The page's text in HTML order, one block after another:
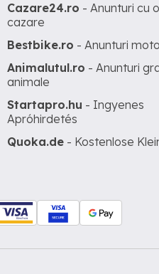
Cazare24.ro - Anunturi cu
cazare
Bestbike.ro - Anunturi moto
Animalutul.ro - Anunturi
animale
Startapro.hu - Ingyenes
Apróhirdetés
Quoka.de - Kostenlose